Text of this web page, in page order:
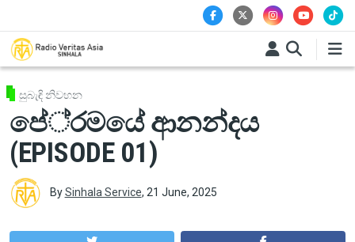
සුබැඳි නිවහන
පේ‍්‍රමයේ ආනන්දය
(EPISODE 01)
BySinhala Service, 21 June, 2025